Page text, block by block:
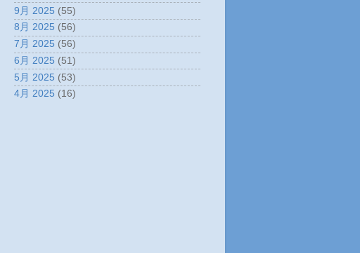
9月 2025 (55)
8月 2025 (56)
7月 2025 (56)
6月 2025 (51)
5月 2025 (53)
4月 2025 (16)